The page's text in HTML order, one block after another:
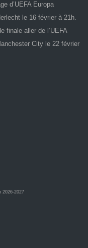
d’UEFA Europa
le 16 février à 21h.
finale aller de l’UEFA
City le 22 février
2026-2027